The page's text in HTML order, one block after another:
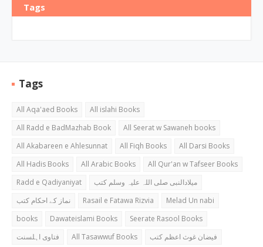
Tags
Tags
All Aqa'aed Books
All islahi Books
All Radd e BadMazhab Book
All Seerat w Sawaneh books
All Akabareen e Ahlesunnat
All Fiqh Books
All Darsi Books
All Hadis Books
All Arabic Books
All Qur'an w Tafseer Books
Radd e Qadiyaniyat
میلادالنبی صلی اللہ علیہ وسلم کتب
نماز کے احکام کتب
Rasail e Fatawa Rizvia
Melad Un nabi
books
Dawateislami Books
Seerate Rasool Books
فتاوی اہلسنت
All Tasawwuf Books
فیضان غوث اعظم کتب